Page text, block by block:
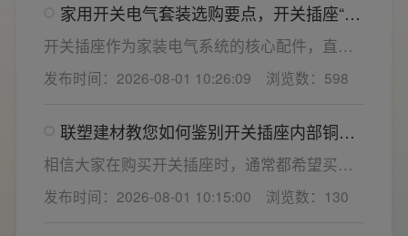
家用开关电气套装选购要点，开关插座“七
看”甄选技巧
开关插座作为家装电气系统的核心配件，直接
决定居家用电的安全性与实用性，选材好坏影
响着长期居住体验。想要一站式搞定全屋电气
关键。联塑建材总结专业选购“七看”技巧，帮大
家精准避坑，挑选安全耐用的开关插座产品。
发布时间：2026-08-01 10:26:09 浏览数：598
联塑建材教您如何鉴别开关插座内部铜片
质量
相信大家在购买开关插座时，通常都希望买到
一款寿命长，质量好的产品，那么对于开关插
座而言，其里面的铜片好坏就直接决定了它的
发布时间：2026-08-01 10:15:00 浏览数：130